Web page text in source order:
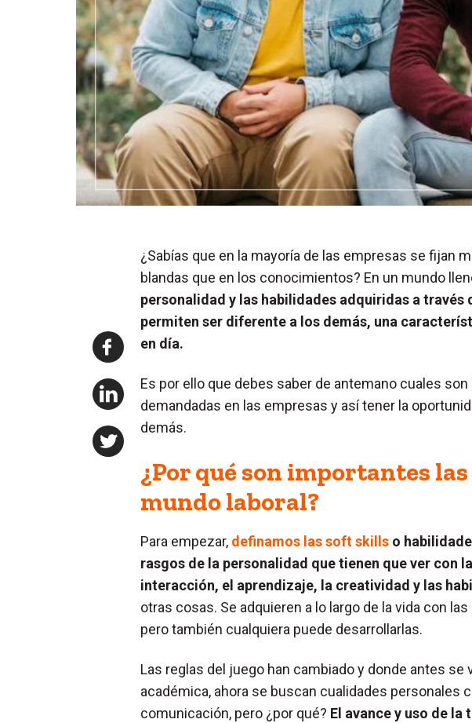
¿Sabías que en la mayoría de las empresas se fijan
blandas que en los conocimientos? En un mundo
personalidad y las habilidades adquiridas a través
permiten ser diferente a los demás, una
en día.
Es por ello que debes saber de antemano cuales
demandadas en las empresas y así tener la
demás.
¿Por qué son importantes
mundo laboral?
Para empezar, definamos las soft skillso
rasgos de la personalidad que tienen que ver con
interacción, el aprendizaje, la creatividad y las
otras cosas. Se adquieren a lo largo de la vida con
pero también cualquiera puede desarrollarlas.
Las reglas del juego han cambiado y donde antes se
académica, ahora se buscan cualidades personales
comunicación, pero ¿por qué? El avance y uso de